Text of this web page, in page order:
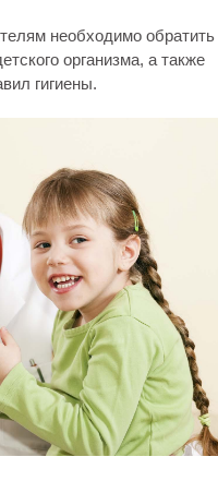
необходимо обратить
организма, а также
гигиены.